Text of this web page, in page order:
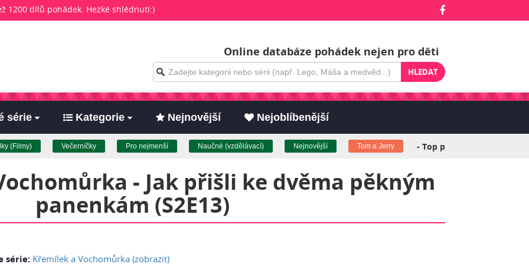
1200 dílů pohádek. Hezké shlédnutí:)
Online databáze pohádek nejen pro děti
HLEDAT
série Kategorie Nejnovější Nejoblíbenější
Večerníčky Pro nejmenší Naučné (vzdělávací) Nejnovější Tom a Jerry - Top pohádky (klikněte pro
- Jak přišli ke dvěma pěkným
panenkám (S2E13)
série: Křemílek a Vochomůrka (zobrazit)